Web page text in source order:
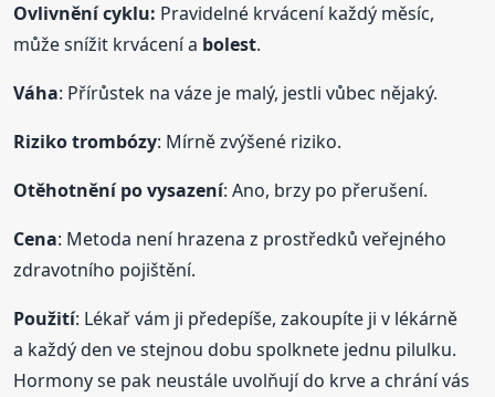
Ovlivnění cyklu: Pravidelné krvácení každý měsíc,
může snížit krvácení a bolest.
Váha: Přírůstek na váze je malý, jestli vůbec nějaký.
Riziko trombózy: Mírně zvýšené riziko.
Otěhotnění po vysazení: Ano, brzy po přerušení.
Cena: Metoda není hrazena z prostředků veřejného
zdravotního pojištění.
Použití: Lékař vám ji předepíše, zakoupíte ji v lékárně
a každý den ve stejnou dobu spolknete jednu pilulku.
Hormony se pak neustále uvolňují do krve a chrání vás